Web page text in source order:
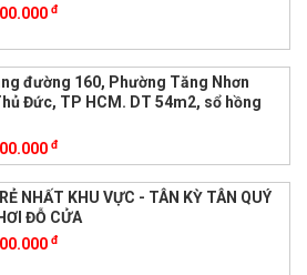
đ
đường 160, Phường Tăng Nhơn
Đức, TP HCM. DT 54m2, sổ hồng
đ
NHẤT KHU VỰC - TÂN KỲ TÂN QUÝ
ĐỖ CỬA
đ